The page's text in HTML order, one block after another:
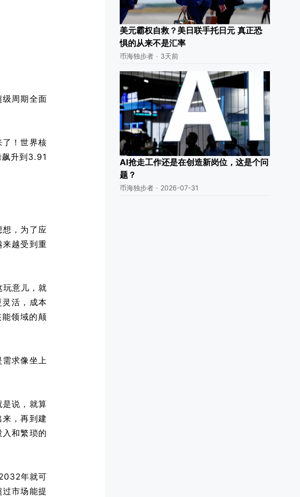
周期全面
！世界核
升到3.91
，为了应
越受到重
玩意儿，就
活，成本
领域的颠
求像坐上
说，就算
，再到建
和繁琐的
年就可
市场能提
美元霸权自救？美日联手托日元 真正恐
惧的从来不是汇率
币海独步者 · 3天前
AI抢走工作还是在创造新岗位，这是个问
题？
币海独步者 · 2026-07-31